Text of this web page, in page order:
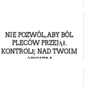
NIE POZWÓL, ABY BÓL
PLECÓW PRZEJĄŁ
KONTROLĘ NAD TWOIM
ŻYCIEM